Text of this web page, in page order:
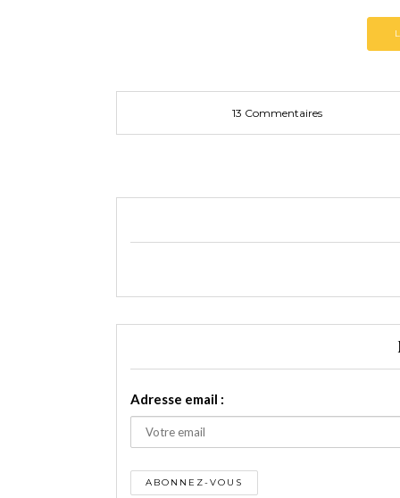
13 Commentaires
Adresse email :